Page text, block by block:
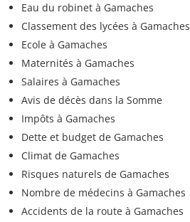
Eau du robinet à Gamaches
Classement des lycées à Gamaches
Ecole à Gamaches
Maternités à Gamaches
Salaires à Gamaches
Avis de décès dans la Somme
Impôts à Gamaches
Dette et budget de Gamaches
Climat de Gamaches
Risques naturels de Gamaches
Nombre de médecins à Gamaches
Accidents de la route à Gamaches